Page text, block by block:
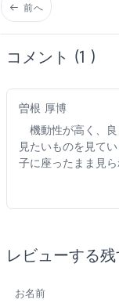
前へ
コメント (1 )
曽根 厚博
機動性が高く、
見たいものを見て
子に座ったまま見
レビューする
お名前